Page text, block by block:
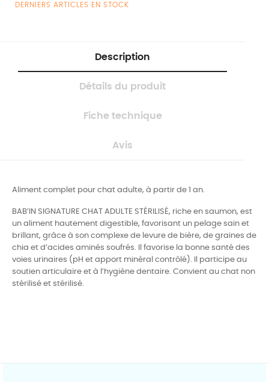
DERNIERS ARTICLES EN STOCK
Description
Détails du produit
Fiche technique
Avis
Aliment complet pour chat adulte, à partir de 1 an.
BAB’IN SIGNATURE CHAT ADULTE STÉRILISÉ, riche en saumon, est
un aliment hautement digestible, favorisant un pelage sain et
brillant, grâce à son complexe de levure de bière, de graines de
chia et d’acides aminés soufrés. Il favorise la bonne santé des
voies urinaires (pH et apport minéral contrôlé). Il participe au
soutien articulaire et à l’hygiène dentaire. Convient au chat non
stérilisé et stérilisé.